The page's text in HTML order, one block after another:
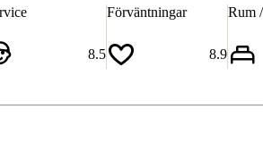
8.5
Förväntningar
8.9
Rum